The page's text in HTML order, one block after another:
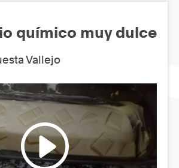
químico muy dulce
Vallejo